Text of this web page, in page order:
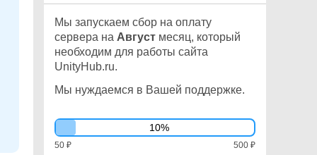
PlatformEffector2D
PlayerPrefs
PlayerPrefsException
PointEffector2D
Pose
Мы запускаем сбор на оплату
сервера на Август месяц, который
необходим для работы сайта
UnityHub.ru.
Мы нуждаемся в Вашей поддержке.
10%
500 ₽
50 ₽